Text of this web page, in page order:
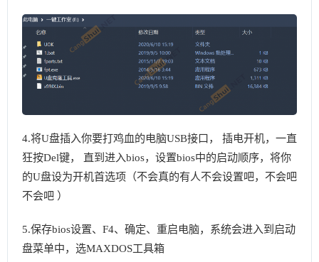
4.将U盘插入你要打鸡血的电脑USB接口， 插电开机，一直
狂按Del键， 直到进入bios，设置bios中的启动顺序，将你
的U盘设为开机首选项（不会真的有人不会设置吧，不会吧
不会吧 ）
5.保存bios设置、F4、确定、重启电脑，系统会进入到启动
盘菜单中，选MAXDOS工具箱